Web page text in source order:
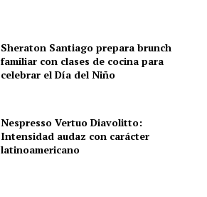
Sheraton Santiago prepara brunch
familiar con clases de cocina para
celebrar el Día del Niño
Nespresso Vertuo Diavolitto:
Intensidad audaz con carácter
latinoamericano